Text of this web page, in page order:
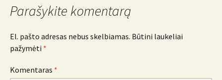
Parašykite komentarą
El. pašto adresas nebus skelbiamas. Būtini laukeliai
pažymėti *
Komentaras *